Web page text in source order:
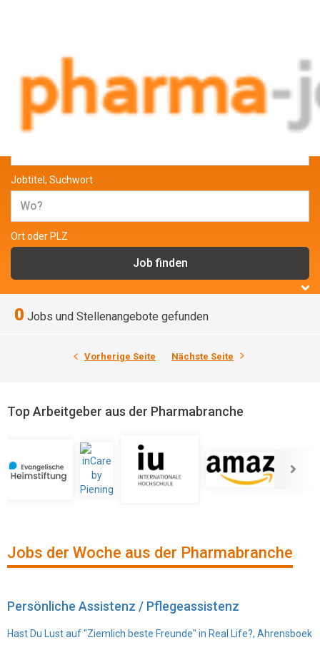
Jobs und Stellenangebote aus der
Pharmabranche
Jobtitel, Suchwort
Ort oder PLZ
0 Jobs und Stellenangebote gefunden
Vorherige Seite Nächste Seite
Top Arbeitgeber aus der Pharmabranche
Jobs der Woche aus der Pharmabranche
Persönliche Assistenz / Pflegeassistenz
Hast Du Lust auf "Ziemlich beste Freunde" in Real Life?, Ahrensboek